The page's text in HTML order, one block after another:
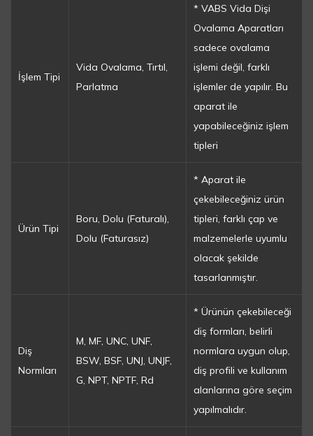
İşlem Tipi
Vida Ovalama, Tırtıl,
Parlatma
* VABS Vida Dişi
Ovalama Aparatları
sadece ovalama
işlemi değil, farklı
işlemler de yapılır. Bu
aparat ile
yapabileceğiniz işlem
tipleri
Ürün Tipi
Boru, Dolu (Faturalı),
Dolu (Faturasız)
* Aparat ile
çekebileceğiniz ürün
tipleri, farklı çap ve
malzemelerle uyumlu
olacak şekilde
tasarlanmıştır.
Diş
Normları
M, MF, UNC, UNF,
BSW, BSF, UNJ, UNJF,
G, NPT, NPTF, Rd
* Ürünün çekebileceği
diş formları, belirli
normlara uygun olup,
diş profili ve kullanım
alanlarına göre seçim
yapılmalıdır.